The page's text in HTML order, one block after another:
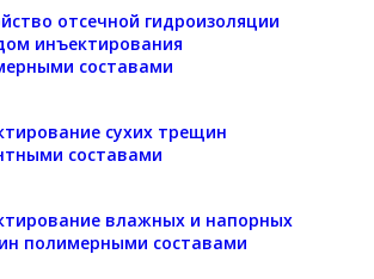
отсечной гидроизоляции
инъектирования
составами
сухих трещин
составами
влажных и напорных
полимерными составами